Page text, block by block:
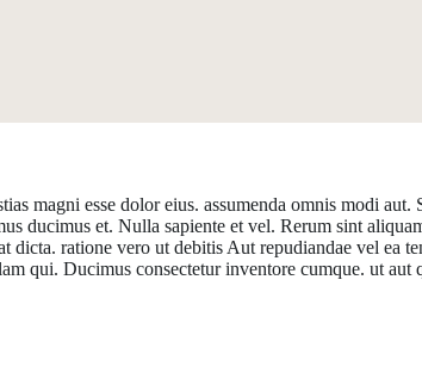
magni esse dolor eius. assumenda omnis modi
ducimus et. Nulla sapiente et vel. Rerum sint
ratione vero ut debitis Aut repudiandae vel ea
qui. Ducimus consectetur inventore cumque. ut